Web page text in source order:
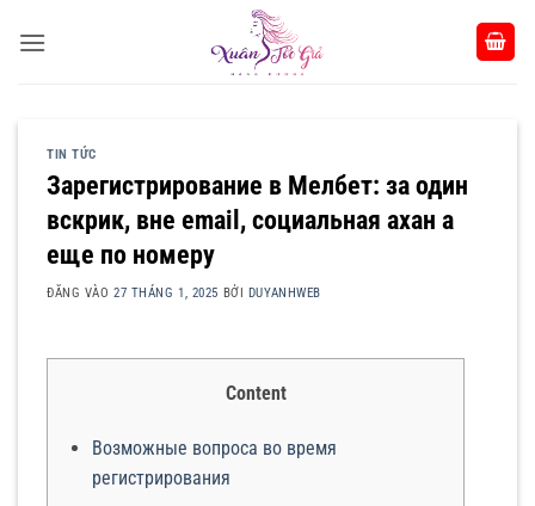
qua
TIN TỨC
Зарегистрирование в Мелбет: за один
вскрик, вне email, социальная ахан а
еще по номеру
ĐĂNG VÀO27 THÁNG 1, 2025 BỞI DUYANHWEB
Content
Возможные вопроса во время
регистрирования